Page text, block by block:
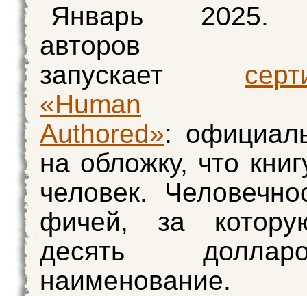
Январь 2025.
запускает
«Human
Authored»:
на обложку, что
человек.
фичей, за
десять
наименование.